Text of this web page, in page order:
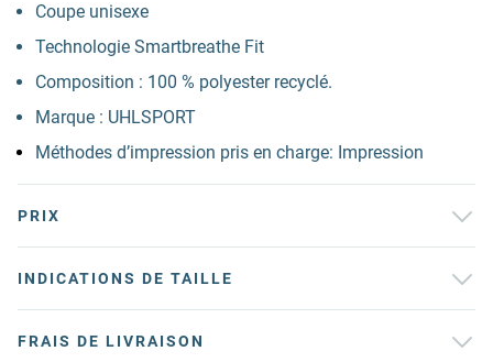
Coupe unisexe
Technologie Smartbreathe Fit
Composition : 100 % polyester recyclé.
Marque : UHLSPORT
Méthodes d’impression pris en charge: Impression
PRIX
INDICATIONS DE TAILLE
FRAIS DE LIVRAISON